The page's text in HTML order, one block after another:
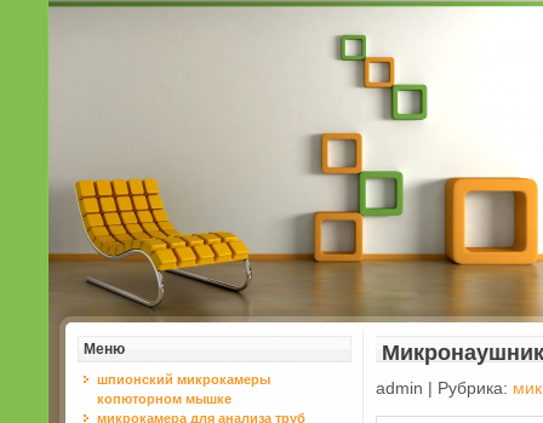
Меню
шпионский микрокамеры
копюторном мышке
микрокамера для анализа труб
admin | Рубрика: